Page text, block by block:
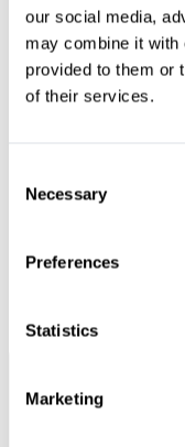
our social media,
may combine it with
provided to them or
of their services.
Selection
Necessary
Preferences
Statistics
Marketing
Deutschland
Griechenland